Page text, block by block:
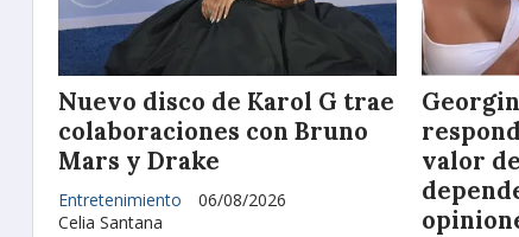
Nuevo disco de Karol G trae
colaboraciones con Bruno
Mars y Drake
Celia Santana
Entretenimiento 06/08/2026
valor